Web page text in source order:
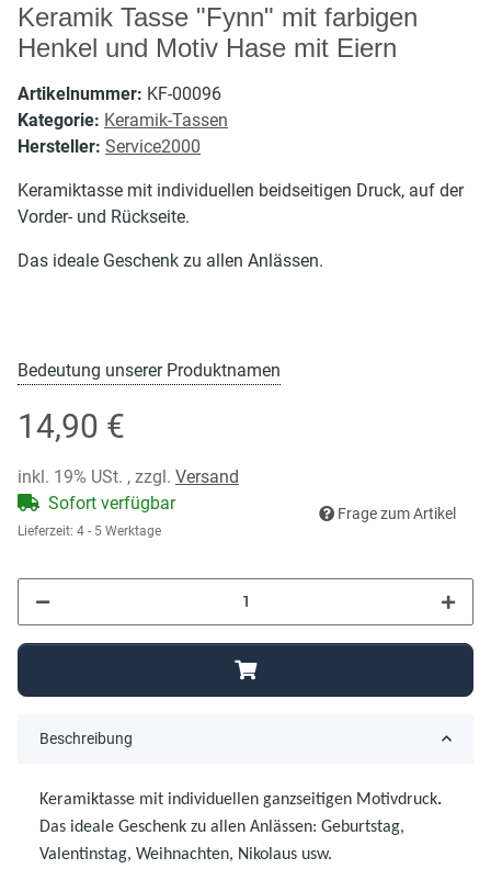
Keramik Tasse "Fynn" mit farbigen
Henkel und Motiv Hase mit Eiern
Artikelnummer: KF-00096
Kategorie: Keramik-Tassen
Hersteller: Service2000
Keramiktasse mit individuellen beidseitigen Druck, auf der
Vorder- und Rückseite.
Das ideale Geschenk zu allen Anlässen.
Bedeutung unserer Produktnamen
14,90 €
inkl. 19% USt. , zzgl. Versand
Sofort verfügbar
Lieferzeit: 4 - 5 Werktage
Frage zum Artikel
Beschreibung
Keramiktasse mit individuellen ganzseitigen Motivdruck.
Das ideale Geschenk zu allen Anlässen: Geburtstag,
Valentinstag, Weihnachten, Nikolaus usw.